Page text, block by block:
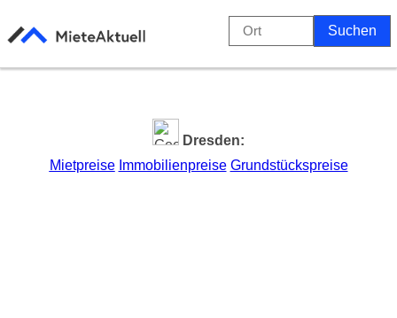
Dresden:
Mietpreise Immobilienpreise Grundstückspreise